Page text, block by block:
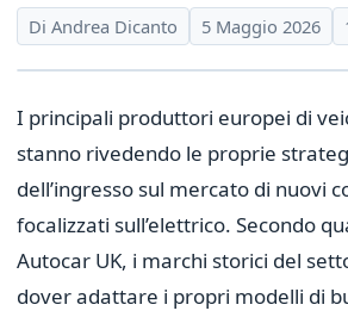
Di Andrea Dicanto 5 Maggio 2026
I principali produttori europei di
stanno rivedendo le proprie
dell’ingresso sul mercato di nuovi
focalizzati sull’elettrico. Secondo
Autocar UK, i marchi storici del
dover adattare i propri modelli di